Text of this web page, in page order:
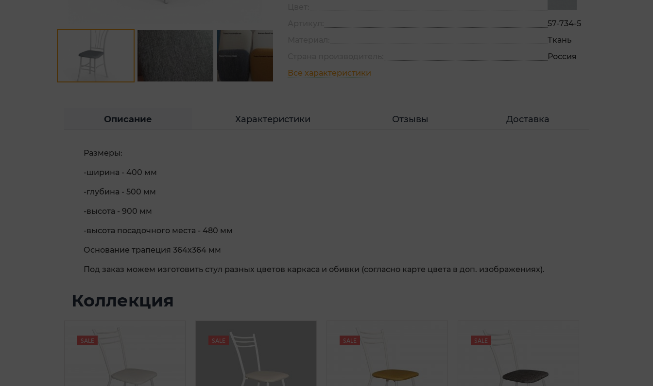
57-734-5
Ткань
Россия
Все характеристики
Описание Характеристики Отзывы Доставка
Размеры:
-ширина - 400 мм
-глубина - 500 мм
-высота - 900 мм
-высота посадочного места - 480 мм
Основание трапеция 364х364 мм
Под заказ можем изготовить стул разных цветов каркаса и обивки (согласно карте цвета в доп. изображениях).
Коллекция
SALE SALE SALE SALE